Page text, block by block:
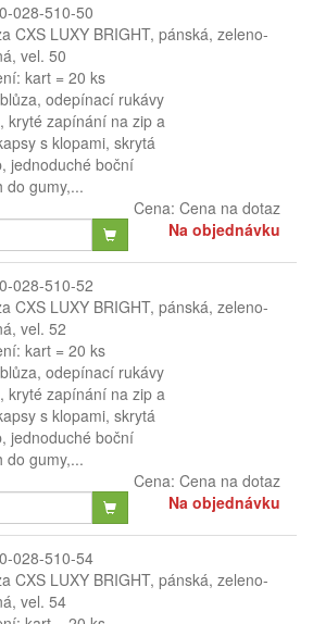
028-510-50
CXS LUXY BRIGHT, pánská, zeleno-
vel. 50
kart = 20 ks
odepínací rukávy
kryté zapínání na zip a
s klopami, skrytá
jednoduché boční
do gumy,...
Cena: Cena na dotaz
Na objednávku
028-510-52
CXS LUXY BRIGHT, pánská, zeleno-
vel. 52
kart = 20 ks
odepínací rukávy
kryté zapínání na zip a
s klopami, skrytá
jednoduché boční
do gumy,...
Cena: Cena na dotaz
Na objednávku
028-510-54
CXS LUXY BRIGHT, pánská, zeleno-
vel. 54